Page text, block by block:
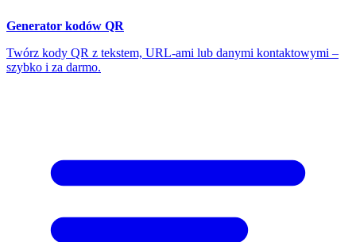
Generator kodów QR
Twórz kody QR z tekstem, URL-ami lub danymi kontaktowymi –
szybko i za darmo.